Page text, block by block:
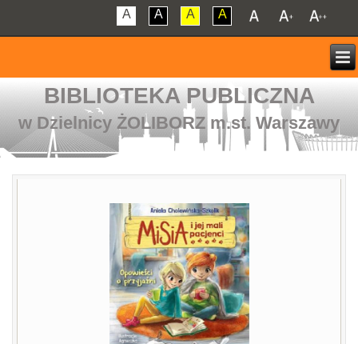
A A A A
BIBLIOTEKA PUBLICZNA
w Dzielnicy ŻOLIBORZ m.st. Warszawy